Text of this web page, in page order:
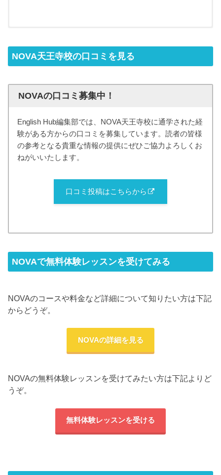
NOVA天王寺校の口コミを見る
NOVAの口コミ募集中！
English Hub編集部では、NOVA天王寺校に通学された経
験がある方からの口コミを募集しています。読者の皆様
の参考となる貴重な情報の提供にぜひご協力よろしくお
ねがいいたします。
口コミ投稿はこちらから
NOVAで無料体験レッスンを受けてみる
NOVAのコースや料金など詳細について知りたい方は下記
からどうぞ。
NOVAの詳細を見る
NOVAの無料体験レッスンを受けてみたい方は下記よりど
うぞ。
無料体験レッスンを受ける